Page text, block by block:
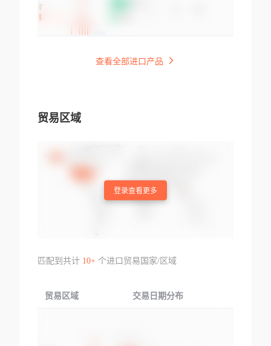
查看全部进口产品
贸易区域
登录查看更多
匹配到共计 10+个进口贸易国家/区域
贸易区域 交易日期分布